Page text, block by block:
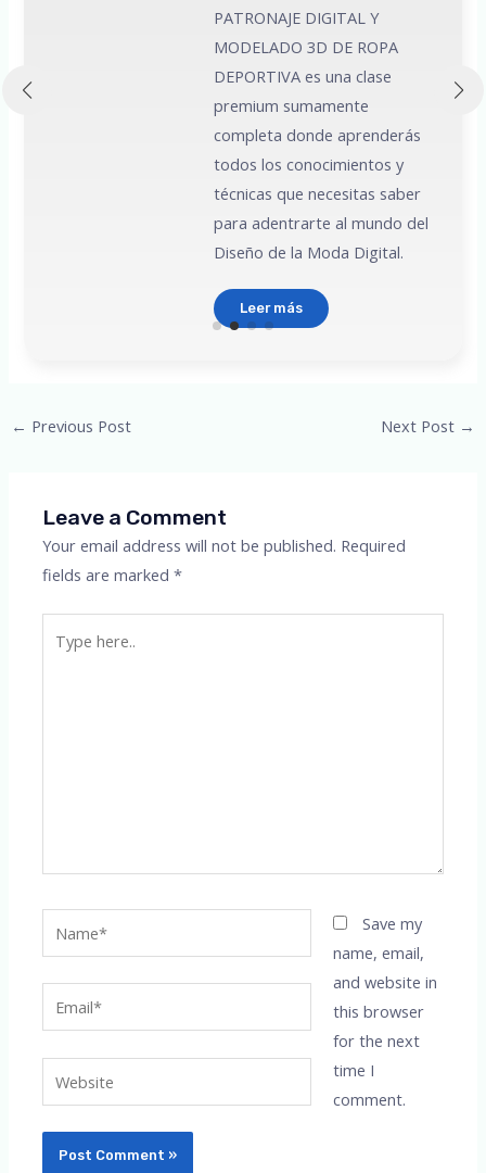
PATRONAJE DIGITAL Y
MODELADO 3D DE ROPA
DEPORTIVA es una clase
premium sumamente
completa donde aprenderás
todos los conocimientos y
técnicas que necesitas saber
para adentrarte al mundo del
Diseño de la Moda Digital.
Leer más
Post
← Previous Post Next Post →
Leave a Comment
Your email address will not be published. Required
fields are marked*
here..
Save my
name, email,
and website in
this browser
for the next
time I
comment.